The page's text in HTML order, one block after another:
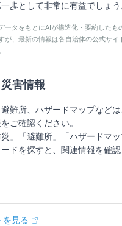
歩として非常に有益でしょう
ータをもとにAIが構造化・要約したも
が、最新の情報は各自治体の公式サイ
害情報
難所、ハザードマップなどは
ご確認ください。
」「避難所」「ハザードマ
ドを探すと、関連情報を確
を見る